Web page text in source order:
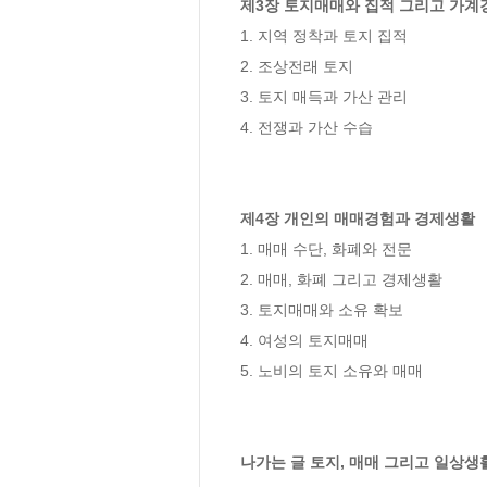
제3장 토지매매와 집적 그리고 가계
1. 지역 정착과 토지 집적
2. 조상전래 토지
3. 토지 매득과 가산 관리
4. 전쟁과 가산 수습
제4장 개인의 매매경험과 경제생활
1. 매매 수단, 화폐와 전문
2. 매매, 화폐 그리고 경제생활
3. 토지매매와 소유 확보
4. 여성의 토지매매
5. 노비의 토지 소유와 매매
나가는 글 토지, 매매 그리고 일상생